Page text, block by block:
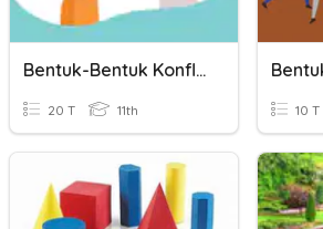
Bentuk-Bentuk Konflik
20 T 11th 10 T